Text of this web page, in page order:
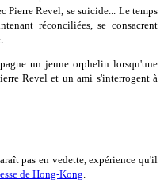
Pierre Revel, se suicide... Le temps
réconciliées, se consacrent
un jeune orphelin lorsqu'une
Revel et un ami s'interrogent à
pas en vedette, expérience qu'il
de Hong-Kong